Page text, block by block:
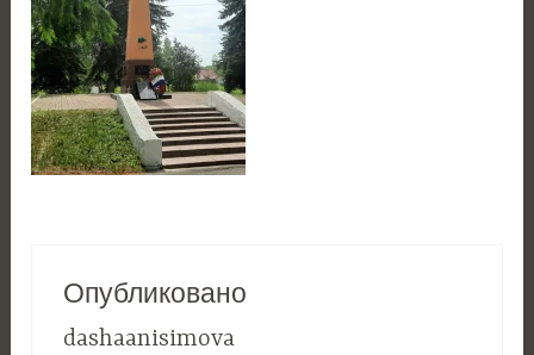
Опубликовано
dashaanisimova